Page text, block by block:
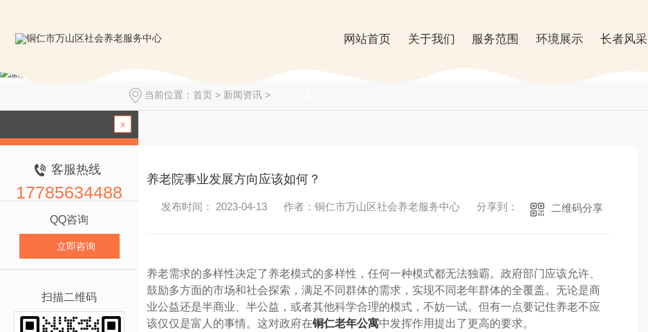
网站首页 关于我们 服务范围 环境展示 长者风采
当前位置： 首页 > 新闻资讯 >
养老院事业发展方向应该如何？
发布时间： 2023-04-13 作者：铜仁市万山区社会养老服务中心 分享到： 二维码分享
养老需求的多样性决定了养老模式的多样性，任何一种模式都无法独霸。政府部门应该允许、
鼓励多方面的市场和社会探索，满足不同群体的需求，实现不同老年群体的全覆盖。无论是商
业公益还是半商业、半公益，或者其他科学合理的模式，不妨一试。但有一点要记住养老不应
该仅仅是富人的事情。这对政府在铜仁老年公寓中发挥作用提出了更高的要求。
x
客服热线
17785634488
QQ咨询
立即咨询
扫描二维码